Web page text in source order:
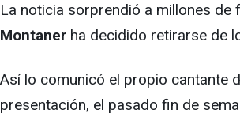
La noticia sorprendió a millones
Montaner ha decidido retirarse de
Así lo comunicó el propio cantante
presentación, el pasado fin de